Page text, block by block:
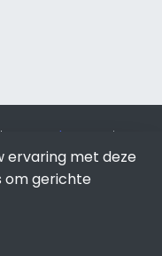
SEO-bureau
Lion
resultaten?SEO
is onderdeel van
ervaring met deze
om gerichte